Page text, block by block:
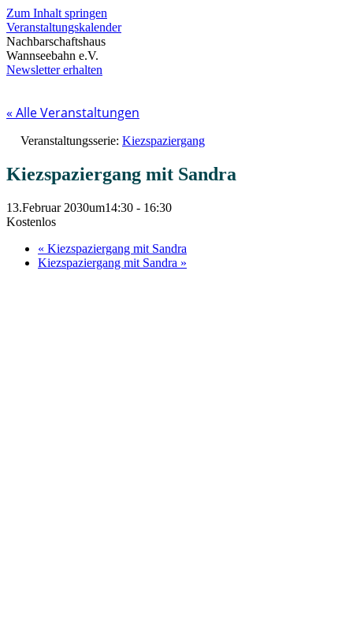
Zum Inhalt springen
Veranstaltungskalender
Nachbarschaftshaus
Wannseebahn e.V.
Newsletter erhalten
« Alle Veranstaltungen
Veranstaltungsserie: Kiezspaziergang
Kiezspaziergang mit Sandra
13.Februar 2030um14:30 - 16:30
Kostenlos
« Kiezspaziergang mit Sandra
Kiezspaziergang mit Sandra »